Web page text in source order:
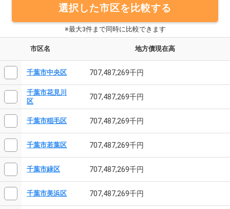
選択した市区を比較する
※最大3件まで同時に比較できます
市区名 地方債現在高
千葉市中央区 707,487,269千円
千葉市花見川
区
707,487,269千円
千葉市稲毛区 707,487,269千円
千葉市若葉区 707,487,269千円
千葉市緑区 707,487,269千円
千葉市美浜区 707,487,269千円